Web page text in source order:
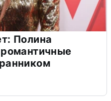
Полина